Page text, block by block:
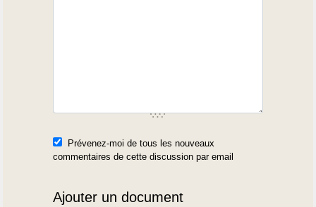
Prévenez-moi de tous les nouveaux
commentaires de cette discussion par email
Ajouter un document